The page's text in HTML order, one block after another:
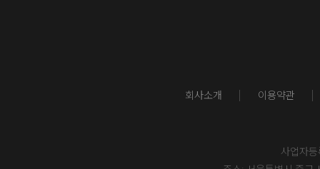
회사소개 이용약관
사업자